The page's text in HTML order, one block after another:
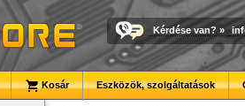
Kérdése van? »
Kosár Eszközök, szolgáltatások